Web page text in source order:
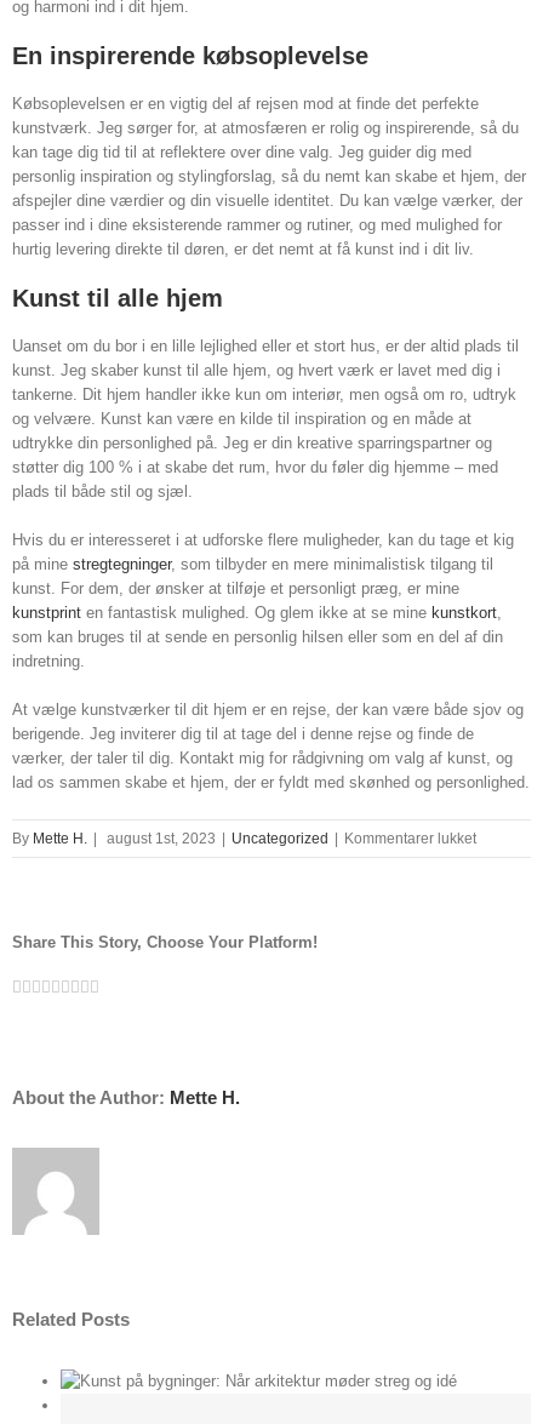
og harmoni ind i dit hjem.
En inspirerende købsoplevelse
Købsoplevelsen er en vigtig del af rejsen mod at finde det perfekte
kunstværk. Jeg sørger for, at atmosfæren er rolig og inspirerende, så du
kan tage dig tid til at reflektere over dine valg. Jeg guider dig med
personlig inspiration og stylingforslag, så du nemt kan skabe et hjem, der
afspejler dine værdier og din visuelle identitet. Du kan vælge værker, der
passer ind i dine eksisterende rammer og rutiner, og med mulighed for
hurtig levering direkte til døren, er det nemt at få kunst ind i dit liv.
Kunst til alle hjem
Uanset om du bor i en lille lejlighed eller et stort hus, er der altid plads til
kunst. Jeg skaber kunst til alle hjem, og hvert værk er lavet med dig i
tankerne. Dit hjem handler ikke kun om interiør, men også om ro, udtryk
og velvære. Kunst kan være en kilde til inspiration og en måde at
udtrykke din personlighed på. Jeg er din kreative sparringspartner og
støtter dig 100 % i at skabe det rum, hvor du føler dig hjemme – med
plads til både stil og sjæl.
Hvis du er interesseret i at udforske flere muligheder, kan du tage et kig
på mine stregtegninger, som tilbyder en mere minimalistisk tilgang til
kunst. For dem, der ønsker at tilføje et personligt præg, er mine
kunstprint en fantastisk mulighed. Og glem ikke at se mine kunstkort,
som kan bruges til at sende en personlig hilsen eller som en del af din
indretning.
At vælge kunstværker til dit hjem er en rejse, der kan være både sjov og
berigende. Jeg inviterer dig til at tage del i denne rejse og finde de
værker, der taler til dig. Kontakt mig for rådgivning om valg af kunst, og
lad os sammen skabe et hjem, der er fyldt med skønhed og personlighed.
By Mette H. august 1st, 2023 Uncategorized Kommentarer lukkettil
art
Share This Story, Choose Your Platform!
Facebook
Twitter
Linkedin
Reddit
Tumblr
Google+
Pinterest
Vk
About the Author: Mette H.
Related Posts